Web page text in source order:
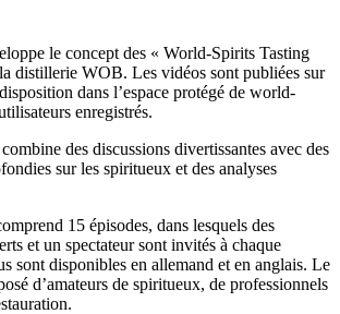
le concept des « World-Spirits Tasting
distillerie WOB. Les vidéos sont publiées sur
dans l’espace protégé de world-
enregistrés.
des discussions divertissantes avec des
sur les spiritueux et des analyses
15 épisodes, dans lesquels des
et un spectateur sont invités à chaque
sont disponibles en allemand et en anglais. Le
d’amateurs de spiritueux, de professionnels